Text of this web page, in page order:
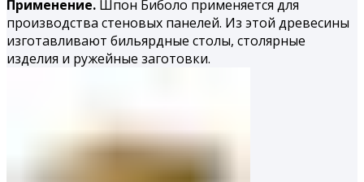
Применение. Шпон Биболо применяется для
производства стеновых панелей. Из этой древесины
изготавливают бильярдные столы, столярные
изделия и ружейные заготовки.